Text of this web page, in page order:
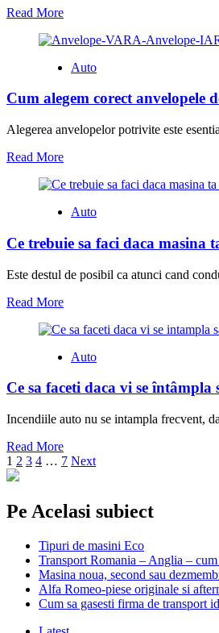
Read More
Auto
Cum alegem corect anvelopele
Alegerea anvelopelor potrivite este
Read More
Auto
Ce trebuie sa faci daca masina
Este destul de posibil ca atunci cand
Read More
Auto
Ce sa faceti daca vi se întâmpla
Incendiile auto nu se intampla frecvent,
Read More
Paginație
articole
1 2 3 4 … 7 Next
Pe Acelasi subiect
Tipuri de masini Eco
Transport Romania – Anglia –
Masina noua, second sau
Alfa Romeo-piese originale si
Cum sa gasesti firma de transport